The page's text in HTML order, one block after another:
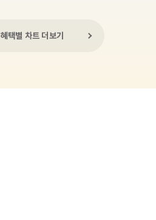
혜택별 차트 더보기